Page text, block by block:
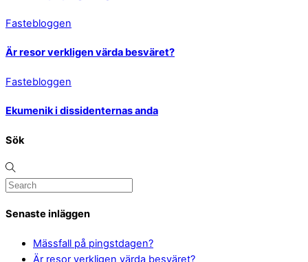
Fastebloggen
Är resor verkligen värda besväret?
Fastebloggen
Ekumenik i dissidenternas anda
Sök
Senaste inläggen
Mässfall på pingstdagen?
Är resor verkligen värda besväret?